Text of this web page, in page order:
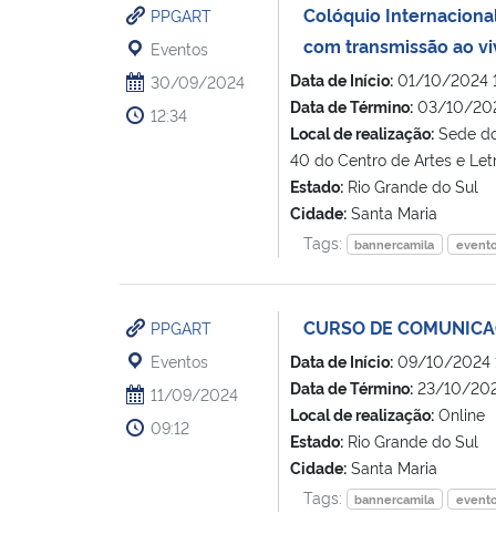
PPGART
Eventos
30/09/2024
12:34
Colóquio
com transmissão ao
Data de Início:01/10/2024
Data de Término:03/10/
Local de realização:Sede
40 do Centro de Artes e
Estado:Rio Grande do Sul
Cidade:Santa Maria
Tags: bannercamila
PPGART
Eventos
11/09/2024
09:12
CURSO DE
Data de Início:09/10/2024
Data de Término:23/10/
Local de realização:Online
Estado:Rio Grande do Sul
Cidade:Santa Maria
Tags:
bannercamila